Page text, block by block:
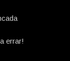
errar!